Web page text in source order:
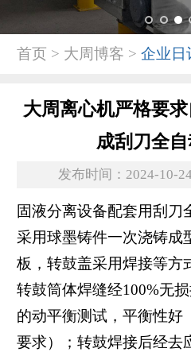
2 3 4 5
首页 > 大周博客 > 企业日
大周离心机严格要
成刮刀全
发布时间：2024-10-24
固液分离设备配套用刮刀
采用球墨铸件一次浇铸成
板，转鼓盖采用焊接等方
转鼓筒体焊缝经100%无
的动平衡测试，平衡性好
要求）；转鼓焊接后经去